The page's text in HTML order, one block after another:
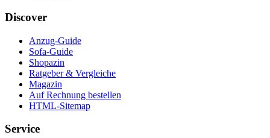
Discover
Anzug-Guide
Sofa-Guide
Shopazin
Ratgeber & Vergleiche
Magazin
Auf Rechnung bestellen
HTML-Sitemap
Service